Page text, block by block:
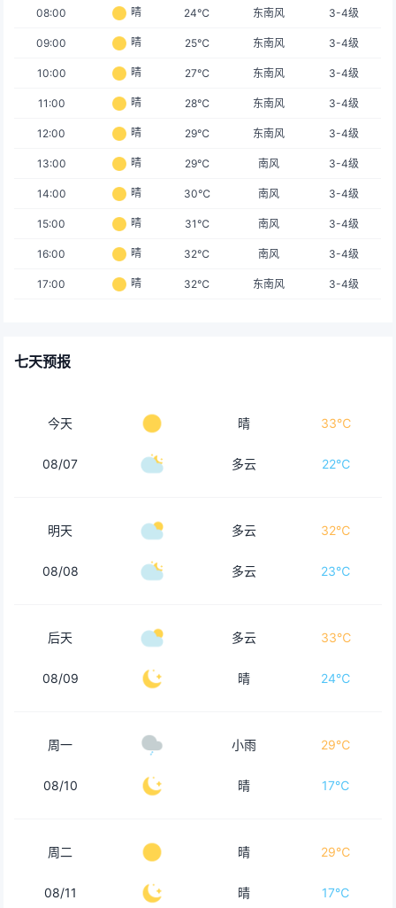
08:00 晴 24℃ 东南风 3-4级
09:00 晴 25℃ 东南风 3-4级
10:00 晴 27℃ 东南风 3-4级
11:00 晴 28℃ 东南风 3-4级
12:00 晴 29℃ 东南风 3-4级
13:00 晴 29℃ 南风 3-4级
14:00 晴 30℃ 南风 3-4级
15:00 晴 31℃ 南风 3-4级
16:00 晴 32℃ 南风 3-4级
17:00 晴 32℃ 东南风 3-4级
七天预报
今天 晴 33℃
08/07 多云 22℃
明天 多云 32℃
08/08 多云 23℃
后天 多云 33℃
08/09 晴 24℃
周一 小雨 29℃
08/10 晴 17℃
周二 晴 29℃
08/11 晴 17℃